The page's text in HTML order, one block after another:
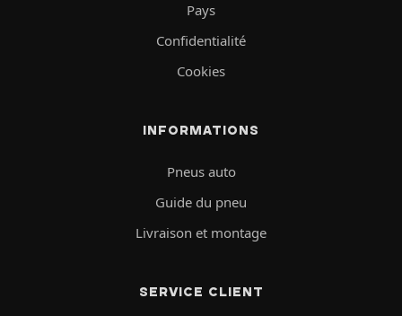
Pays
Confidentialité
Cookies
INFORMATIONS
Pneus auto
Guide du pneu
Livraison et montage
SERVICE CLIENT